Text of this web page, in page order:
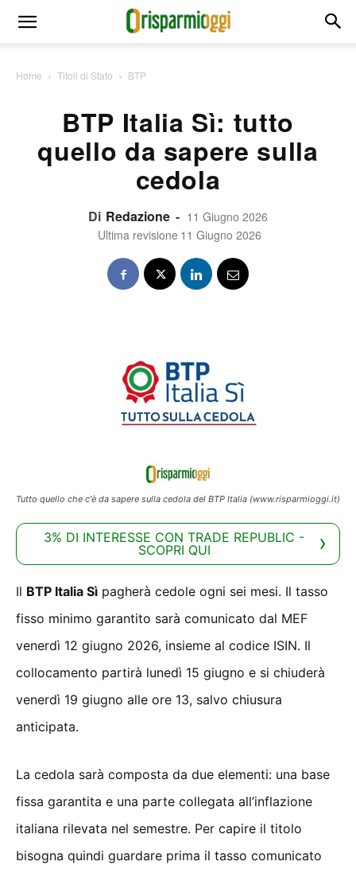
Home Titoli di Stato BTP
BTP Italia Sì: tutto
quello da sapere sulla
cedola
Di Redazione - 11 Giugno 2026
Ultima revisione 11 Giugno 2026
Tutto quello che c'è da sapere sulla cedola del BTP Italia (www.risparmioggi.it)
3% DI INTERESSE CON TRADE REPUBLIC -
SCOPRI QUI
Il BTP Italia Sì pagherà cedole ogni sei mesi. Il tasso
fisso minimo garantito sarà comunicato dal MEF
venerdì 12 giugno 2026, insieme al codice ISIN. Il
collocamento partirà lunedì 15 giugno e si chiuderà
venerdì 19 giugno alle ore 13, salvo chiusura
anticipata.
La cedola sarà composta da due elementi: una base
fissa garantita e una parte collegata all’inflazione
italiana rilevata nel semestre. Per capire il titolo
bisogna quindi guardare prima il tasso comunicato